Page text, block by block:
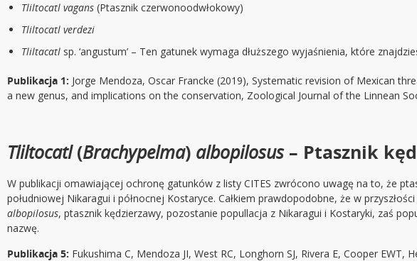
Tliltocatl vagans (Ptasznik czerwonoodwłokowy)
Tliltocatl verdezi
Tliltacatl sp. ‘angustum’ – Ten gatunek wymaga dłuższego wyjaśnienia, które
Publikacja 1: Jorge Mendoza, Oscar Francke (2019), Systematic revision of Mexican
a new genus, and implications on the conservation, Zoological Journal of the Linnean
Tliltocatl(Brachypelma) albopilosus– Ptasznik
W publikacji omawiającej ochronę gatunków z listy CITES zwrócono uwagę na to, że
południowej Nikaragui i północnej Kostaryce. Całkiem prawdopodobne, że w
albopilosus, ptasznik kędzierzawy, pozostanie popullacja z Nikaragui i Kostaryki, zaś
nazwę.
Publikacja 5: Fukushima C, Mendoza JI, West RC, Longhorn SJ, Rivera E, Cooper